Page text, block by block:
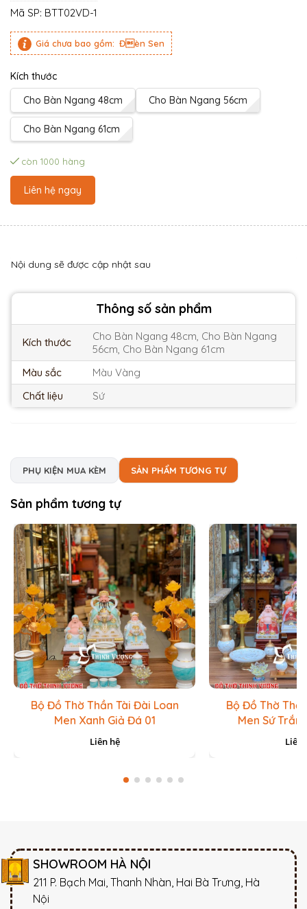
Kích thước
Cho Bàn Ngang 48cm
Cho Bàn Ngang 56cm
Cho Bàn Ngang 61cm
còn 1000 hàng
Liên hệ ngay
Mã SP: BTT02VD-1
Giá chưa bao gồm: Đèn Sen
Thông số sản phẩm
Kích thước
Cho Bàn Ngang 48cm, Cho Bàn Ngang
56cm, Cho Bàn Ngang 61cm
Màu sắc
Màu Vàng
Chất liệu
Sứ
Nội dung sẽ được cập nhật sau
PHỤ KIỆN MUA KÈM SẢN PHẨM TƯƠNG TỰ
Sản phẩm tương tự
Bộ Đồ Thờ Thần Tài Đài Loan
Men Xanh Giả Đá 01
Liên hệ
Bộ Đồ Thờ
Men Sứ
Liên
SHOWROOM HÀ NỘI
211 P. Bạch Mai, Thanh Nhàn, Hai Bà Trưng, Hà
Nội